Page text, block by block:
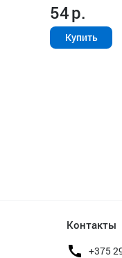
54р.
Купить
Контакты
+375